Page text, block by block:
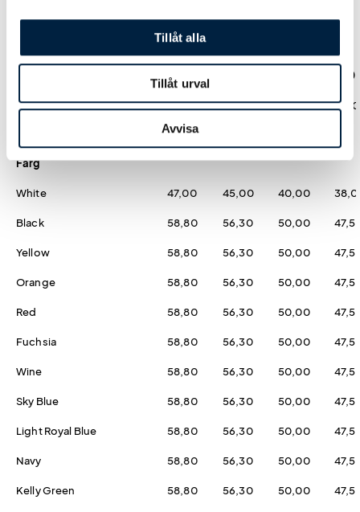
Tillåt alla
Tillåt urval
Avvisa
50 500
Pris kr / st 0,00 0,00 0,00 0,00
Färg
White 47,00 45,00 40,00
Black 58,80 56,30 50,00
Yellow 58,80 56,30 50,00
Orange 58,80 56,30 50,00
Red 58,80 56,30 50,00
Fuchsia 58,80 56,30 50,00
Wine 58,80 56,30 50,00
Sky Blue 58,80 56,30 50,00
Light Royal Blue 58,80 56,30 50,00
Navy 58,80 56,30 50,00
Kelly Green 58,80 56,30 50,00